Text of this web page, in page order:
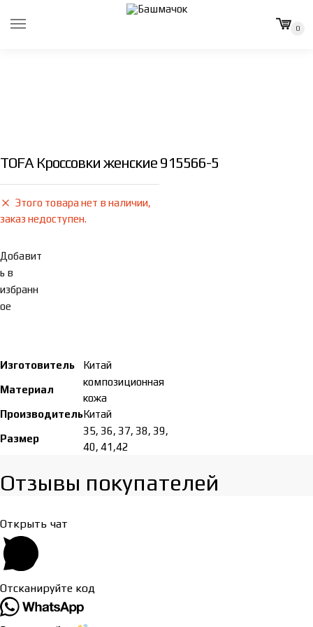
0
TOFA Кроссовки женские 915566-5
Этого товара нет в наличии,
заказ недоступен.
Добавит
ь в
избранн
ое
Изготовитель Китай
Материал
композиционная
кожа
ПроизводительКитай
Размер
35, 36, 37, 38, 39,
40, 41,42
Отзывы покупателей​
Открыть чат
Отсканируйте код